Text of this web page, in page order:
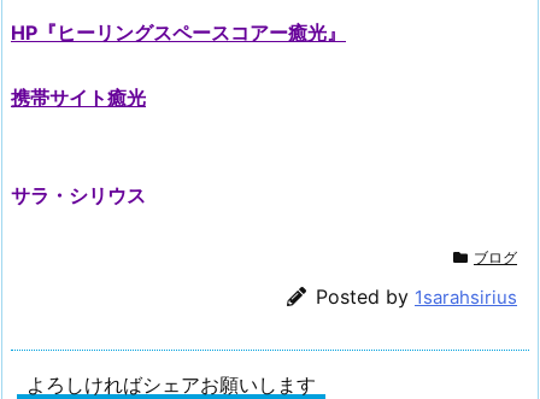
HP『ヒーリングスペースコアー癒光』
携帯サイト癒光
サラ・シリウス
ブログ
Posted by 1sarahsirius
よろしければシェアお願いします